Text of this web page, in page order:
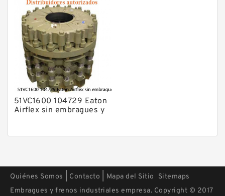
51VC1600 104729 Eaton
Airflex sin embragues y
Quiénes Somos Contacto Mapa del Sitio
Sitemaps
Embragues y frenos industriales empresa. Copyright © 2017